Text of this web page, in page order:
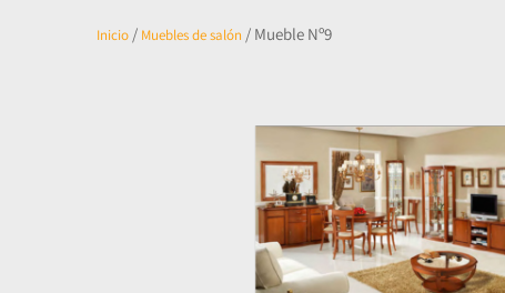
Inicio / Muebles de salón / Mueble Nº9